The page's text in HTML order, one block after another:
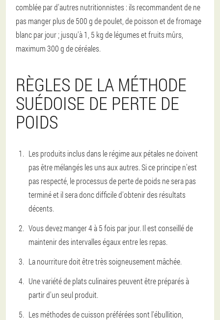
comblée par d'autres nutritionnistes : ils recommandent de ne
pas manger plus de 500 g de poulet, de poisson et de fromage
blanc par jour ; jusqu'à 1, 5 kg de légumes et fruits mûrs,
maximum 300 g de céréales.
RÈGLES DE LA MÉTHODE
SUÉDOISE DE PERTE DE
POIDS
Les produits inclus dans le régime aux pétales ne doivent
pas être mélangés les uns aux autres. Si ce principe n'est
pas respecté, le processus de perte de poids ne sera pas
terminé et il sera donc difficile d'obtenir des résultats
décents.
Vous devez manger 4 à 5 fois par jour. Il est conseillé de
maintenir des intervalles égaux entre les repas.
La nourriture doit être très soigneusement mâchée.
Une variété de plats culinaires peuvent être préparés à
partir d'un seul produit.
Les méthodes de cuisson préférées sont l'ébullition,